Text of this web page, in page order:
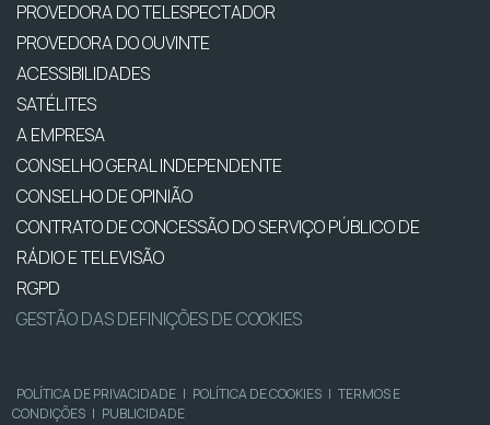
PROVEDORA DO TELESPECTADOR
PROVEDORA DO OUVINTE
ACESSIBILIDADES
SATÉLITES
A EMPRESA
CONSELHO GERAL INDEPENDENTE
CONSELHO DE OPINIÃO
CONTRATO DE CONCESSÃO DO SERVIÇO PÚBLICO DE
RÁDIO E TELEVISÃO
RGPD
GESTÃO DAS DEFINIÇÕES DE COOKIES
POLÍTICA DE PRIVACIDADE | POLÍTICA DE COOKIES | TERMOS E
CONDIÇÕES | PUBLICIDADE